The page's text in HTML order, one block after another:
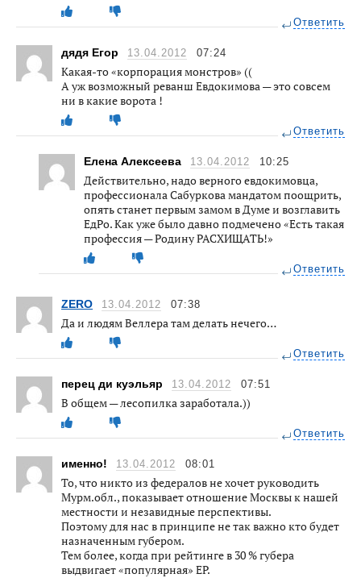
Ответить
дядя Егор 13.04.2012 07:24
Какая-то «корпорация монстров» ((
А уж возможный реванш Евдокимова — это совсем
ни в какие ворота !
Ответить
Елена Алексеева 13.04.2012 10:25
Действительно, надо верного евдокимовца,
профессионала Сабуркова мандатом поощрить,
опять станет первым замом в Думе и возглавить
ЕдРо. Как уже было давно подмечено «Есть такая
профессия — Родину РАСХИЩАТЬ!»
Ответить
ZERO 13.04.2012 07:38
Да и людям Веллера там делать нечего…
Ответить
перец ди куэльяр 13.04.2012 07:51
В общем — лесопилка заработала.))
Ответить
именно! 13.04.2012 08:01
То, что никто из федералов не хочет руководить
Мурм.обл., показывает отношение Москвы к нашей
местности и незавидные перспективы.
Поэтому для нас в принципе не так важно кто будет
назначенным губером.
Тем более, когда при рейтинге в 30 % губера
выдвигает «популярная» ЕР.